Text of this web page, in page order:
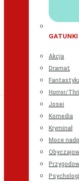
GATUNKI
Akcja
Dramat
Horror/
Josei
Komedia
Kryminał
Moce